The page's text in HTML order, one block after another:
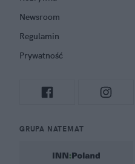
Newsroom
Regulamin
Prywatność
GRUPA NATEMAT